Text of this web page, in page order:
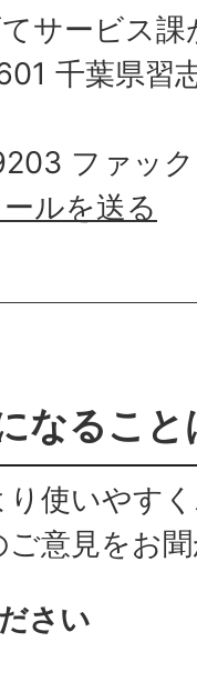
サービス
千葉県習
ファッ
ルを送る
なるこ
使いやす
意見をお
さい